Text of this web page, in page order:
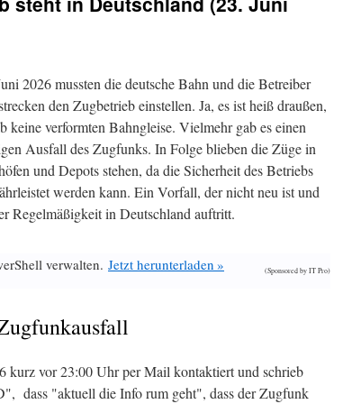
2026 mussten die deutsche Bahn und die Betreiber
den Zugbetrieb einstellen. Ja, es ist heiß draußen,
keine verformten Bahngleise. Vielmehr gab es einen
Ausfall des Zugfunks. In Folge blieben die Züge in
und Depots stehen, da die Sicherheit des Betriebs
werden kann. Ein Vorfall, der nicht neu ist und
Regelmäßigkeit in Deutschland auftritt.
verwalten. Jetzt herunterladen » (Sponsored by IT Pro)
kurz vor 23:00 Uhr per Mail kontaktiert und schrieb
dass "aktuell die Info rum geht", dass der Zugfunk